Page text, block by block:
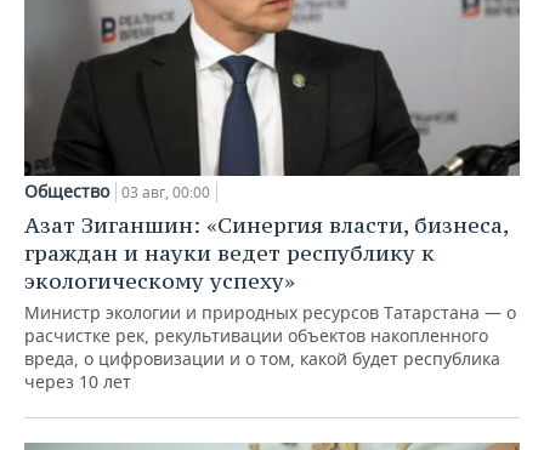
Общество 03 авг, 00:00
Азат Зиганшин: «Синергия власти, бизнеса,
граждан и науки ведет республику к
экологическому успеху»
Министр экологии и природных ресурсов Татарстана — о
расчистке рек, рекультивации объектов накопленного
вреда, о цифровизации и о том, какой будет республика
через 10 лет